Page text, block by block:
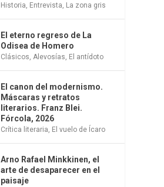
Historia, Entrevista, La zona gris
El eterno regreso de La
Odisea de Homero
Clásicos,Alevosías, El antídoto
El canon del modernismo.
Máscaras y retratos
literarios. Franz Blei.
Fórcola, 2026
Crítica literaria, El vuelo de Ícaro
Arno Rafael Minkkinen, el
arte de desaparecer en el
paisaje